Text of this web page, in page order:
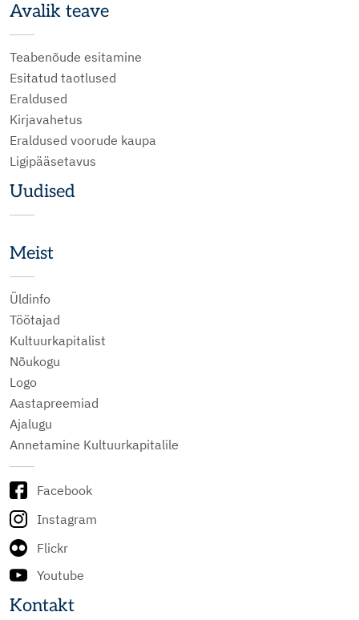
Avalik teave
Teabenõude esitamine
Esitatud taotlused
Eraldused
Kirjavahetus
Eraldused voorude kaupa
Ligipääsetavus
Uudised
Meist
Üldinfo
Töötajad
Kultuurkapitalist
Nõukogu
Logo
Aastapreemiad
Ajalugu
Annetamine Kultuurkapitalile
Facebook
Instagram
Flickr
Youtube
Kontakt